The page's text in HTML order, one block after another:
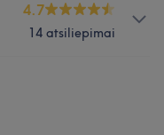
4.7
14 atsiliepimai